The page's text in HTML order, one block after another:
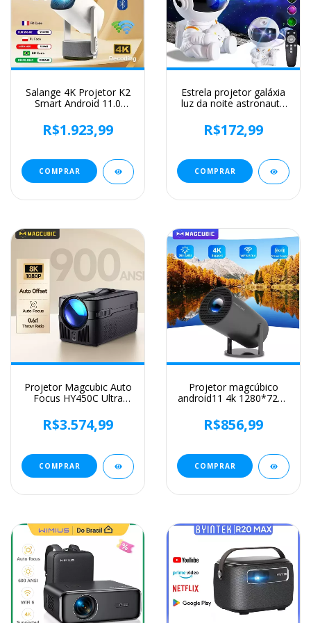
Salange 4K Projetor K2
Smart Android 11.0
falante Bluetooth WIFI
Foco automático
Estilo livre para
Samsung iPhone
Android Celular Viagem
livre
R$1.923,99
COMPRAR
Estrela projetor galáxia
luz da noite astronauta
estrelado nebulosa teto
lâmpada led para o
crianças presente
R$172,99
COMPRAR
Projetor Magcubic Auto
Focus HY450C Ultra
deslocamento
automático 1080P 8K
BT5.4 Allwinner H716
Voz
R$3.574,99
COMPRAR
Projetor magcúbico
android11 4k 1280*720p
290ansi 180 flexível
bt5.0 cinema projetor
R$856,99
COMPRAR